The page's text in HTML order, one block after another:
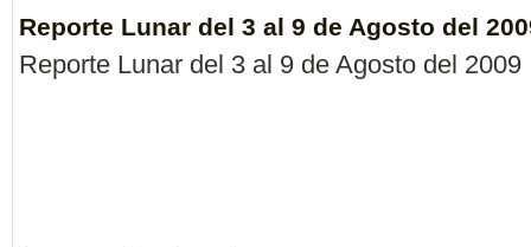
Reporte Lunar del 3 al 9 de Agosto del
Reporte Lunar del 3 al 9 de Agosto del 2009